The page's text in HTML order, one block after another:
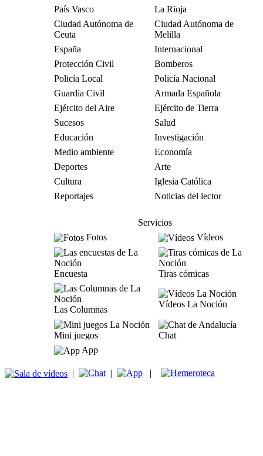
País Vasco
La Rioja
Ciudad Autónoma de
Ceuta
Ciudad Autónoma de
Melilla
España
Internacional
Protección Civil
Bomberos
Policía Local
Policía Nacional
Guardia Civil
Armada Española
Ejército del Aire
Ejército de Tierra
Sucesos
Salud
Educación
Investigación
Medio ambiente
Economía
Deportes
Arte
Cultura
Iglesia Católica
Reportajes
Noticias del lector
Servicios
Fotos
Vídeos
Encuesta Tiras cómicas
Las Columnas
Vídeos La Noción
Mini juegos
Chat
App
| | |